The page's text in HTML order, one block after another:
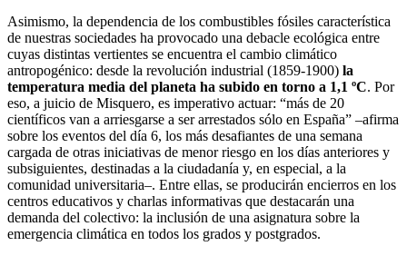
Asimismo, la dependencia de los combustibles fósiles característica
de nuestras sociedades ha provocado una debacle ecológica entre
cuyas distintas vertientes se encuentra el cambio climático
antropogénico: desde la revolución industrial (1859-1900) la
temperatura media del planeta ha subido en torno a 1,1 ºC. Por
eso, a juicio de Misquero, es imperativo actuar: “más de 20
científicos van a arriesgarse a ser arrestados sólo en España” –afirma
sobre los eventos del día 6, los más desafiantes de una semana
cargada de otras iniciativas de menor riesgo en los días anteriores y
subsiguientes, destinadas a la ciudadanía y, en especial, a la
comunidad universitaria–. Entre ellas, se producirán encierros en los
centros educativos y charlas informativas que destacarán una
demanda del colectivo: la inclusión de una asignatura sobre la
emergencia climática en todos los grados y postgrados.